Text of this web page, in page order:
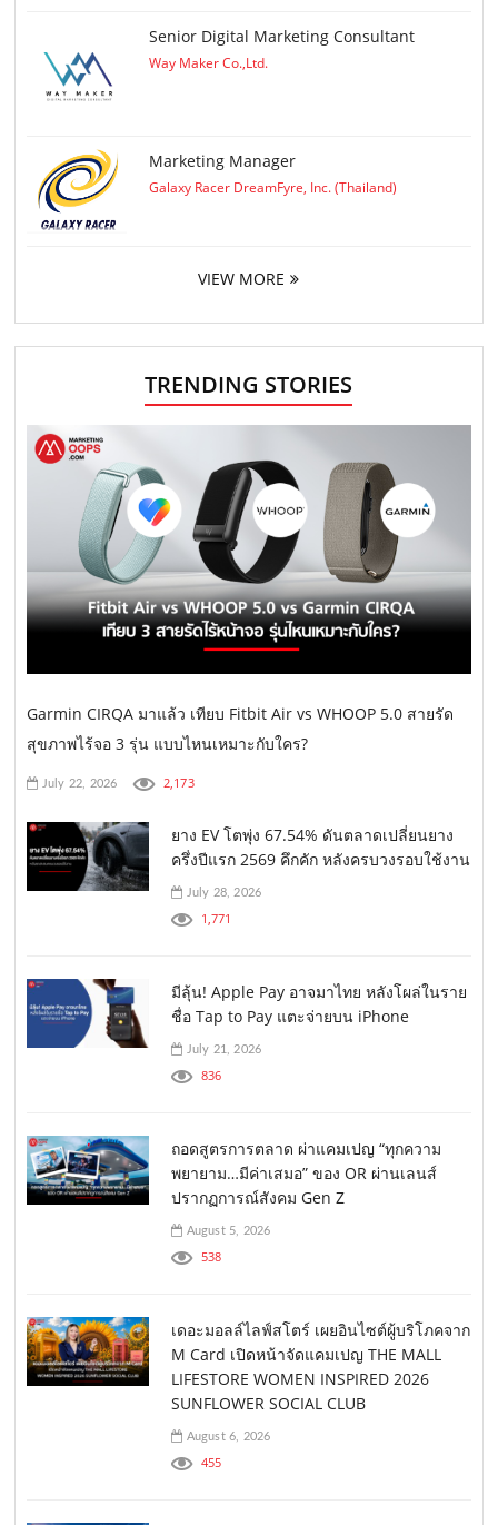
Senior Digital Marketing Consultant
Way Maker Co.,Ltd.
Marketing Manager
Galaxy Racer DreamFyre, Inc. (Thailand)
VIEW MORE
TRENDING STORIES
Garmin CIRQA มาแล้ว เทียบ Fitbit Air vs WHOOP 5.0 สายรัด
สุขภาพไร้จอ 3 รุ่น แบบไหนเหมาะกับใคร?
July 22, 2026 2,173
ยาง EV โตพุ่ง 67.54% ดันตลาดเปลี่ยนยาง
ครึ่งปีแรก 2569 คึกคัก หลังครบวงรอบใช้งาน
July 28, 2026
1,771
มีลุ้น! Apple Pay อาจมาไทย หลังโผล่ในราย
ชื่อ Tap to Pay แตะจ่ายบน iPhone
July 21, 2026
836
ถอดสูตรการตลาด ผ่าแคมเปญ “ทุกความ
พยายาม…มีค่าเสมอ” ของ OR ผ่านเลนส์
ปรากฏการณ์สังคม Gen Z
August 5, 2026
538
เดอะมอลล์ไลฟ์สโตร์ เผยอินไซต์ผู้บริโภคจาก
M Card เปิดหน้าจัดแคมเปญ THE MALL
LIFESTORE WOMEN INSPIRED 2026
SUNFLOWER SOCIAL CLUB
August 6, 2026
455